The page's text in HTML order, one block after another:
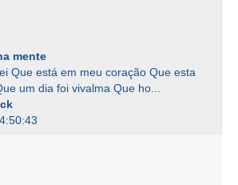
mente
Que está em meu coração Que esta
um dia foi vivalma Que ho...